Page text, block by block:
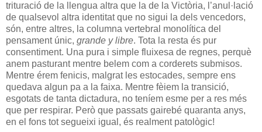
trituració de la llengua altra que la de la Victòria, l’anul·lació
de qualsevol altra identitat que no sigui la dels vencedors,
són, entre altres, la columna vertebral monolítica del
pensament únic, grande y libre. Tota la resta és pur
consentiment. Una pura i simple fluixesa de regnes, perquè
anem pasturant mentre belem com a corderets submisos.
Mentre érem fenicis, malgrat les estocades, sempre ens
quedava algun pa a la faixa. Mentre fèiem la transició,
esgotats de tanta dictadura, no teníem esme per a res més
que per respirar. Però que passats gairebé quaranta anys,
en el fons tot segueixi igual, és realment patològic!